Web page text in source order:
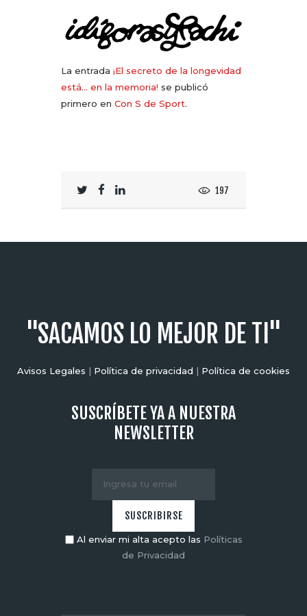
La entrada ¡El secreto de la longevidad
está… en la memoria! se publicó
primero en Con S de Sport.
197
"SACAMOS LO MEJOR DE TI"
Avisos Legales | Política de privacidad | Política de cookies
SUSCRÍBETE YA A NUESTRA
NEWSLETTER
Al enviar mi alta acepto las Políticas
de Privacidad